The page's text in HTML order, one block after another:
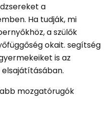
a
Ha tudják, mi
a szülők
okait. segítség
is az
mozgatórugók